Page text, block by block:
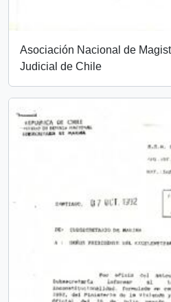
Asociación Nacional de
Judicial de Chile